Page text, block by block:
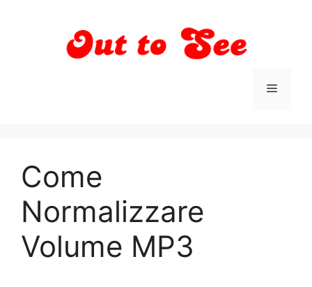
Menu
Come
Normalizzare
Volume MP3